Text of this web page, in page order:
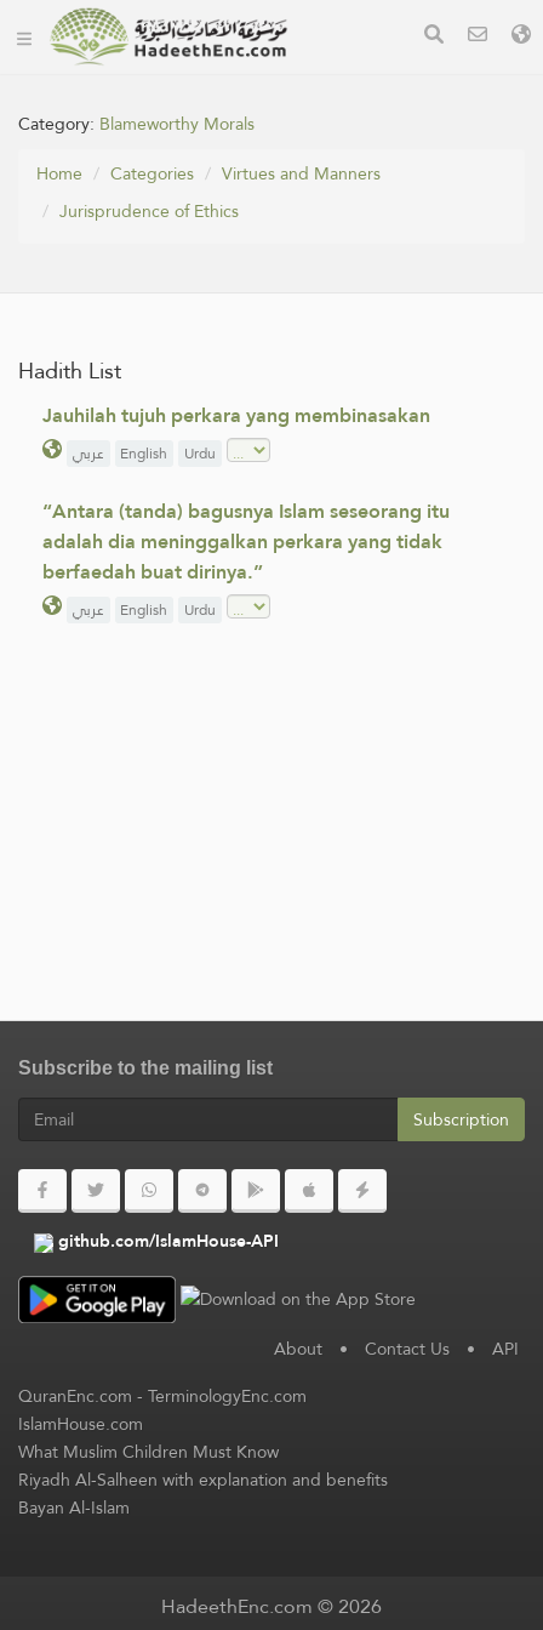
Category: Blameworthy Morals
Home
Categories
Virtues and Manners
Jurisprudence of Ethics
Hadith List
Jauhilah tujuh perkara yang membinasakan
عربي English Urdu
“Antara (tanda) bagusnya Islam seseorang itu
adalah dia meninggalkan perkara yang tidak
berfaedah buat dirinya.”
عربي English Urdu
Subscribe to the mailing list
Subscription
github.com/IslamHouse-API
About • Contact Us • API
QuranEnc.com-TerminologyEnc.com
IslamHouse.com
What Muslim Children Must Know
Riyadh Al-Salheen with explanation and benefits
Bayan Al-Islam
HadeethEnc.com © 2026